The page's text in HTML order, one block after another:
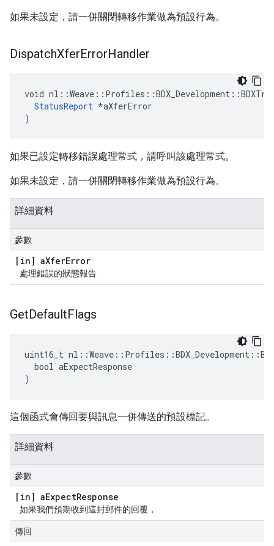
如果未設定，請一併關閉轉移作業做為預設行為。
DispatchXferErrorHandler
void
StatusReport *aXferError
)
如果已設定轉移錯誤處理常式，請呼叫該處理常式。
如果未設定，請一併關閉轉移作業做為預設行為。
詳細資料
參數
[in] aXferError
處理錯誤的狀態報告
GetDefaultFlags
uint16_t
  bool aExpectResponse
)
這個函式會傳回要與訊息一併傳送的預設標記。
詳細資料
參數
[in] aExpectResponse
如果我們預期收到這封郵件的回覆，
傳回